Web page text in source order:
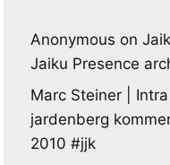
Anonymous on
Jaiku Presence
Marc Steiner |
jardenberg
2010 #jjk